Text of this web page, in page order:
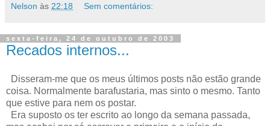
Nelson às 22:18 Sem comentários:
sexta-feira, 24 de outubro de 2003
Recados internos...
Disseram-me que os meus últimos posts não estão grande
coisa. Normalmente barafustaria, mas sinto o mesmo. Tanto
que estive para nem os postar.
Era suposto os ter escrito ao longo da semana passada,